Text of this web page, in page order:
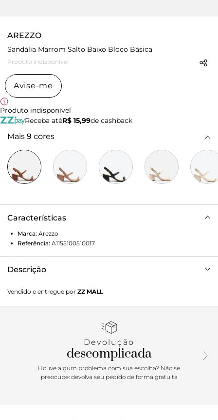
AREZZO
Sandália Marrom Salto Baixo Bloco Básica
Produto indisponível
Avise-me
Produto indisponível
Receba atéR$ 15,99de cashback
Mais 9 cores
Características
Marca: Arezzo
Referência: A1155100510017
Descrição
e formato quadrado na ponta. Traz tiras médias sobre os
dedos e na parte superior do pé. Aberta, possui tira média
lateral. Com palmilha bege e gravação do nome da marca.
Vendido e entregue por ZZ MALL
Devolução
descomplicada
Houve algum problema com sua escolha? Não se
preocupe: devolva seu pedido de forma gratuita